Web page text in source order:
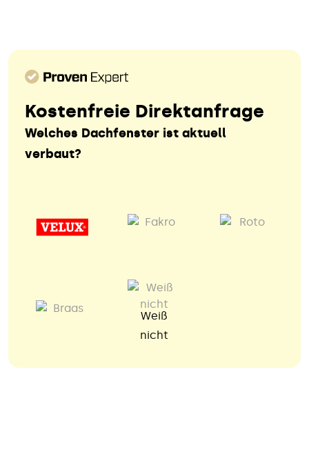
Kostenfreie Direktanfrage
Welches Dachfenster ist aktuell
verbaut?
Weiß
nicht